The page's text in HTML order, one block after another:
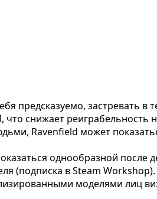
предсказуемо, застревать в
снижает реиграбельность
Ravenfield может
однообразной после
(подписка в Steam Workshop).
моделями лиц